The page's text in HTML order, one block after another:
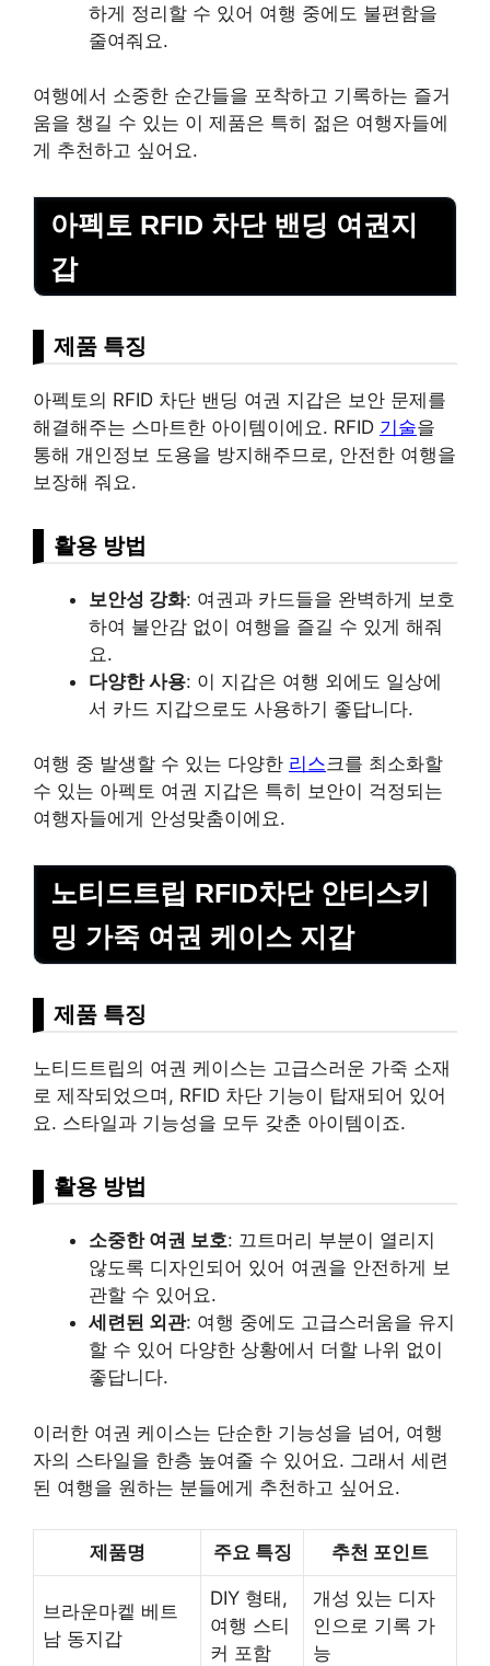
하게 정리할 수 있어 여행 중에도 불편함을
줄여줘요.
여행에서 소중한 순간들을 포착하고 기록하는 즐거
움을 챙길 수 있는 이 제품은 특히 젊은 여행자들에
게 추천하고 싶어요.
아펙토 RFID 차단 밴딩 여권지
갑
제품 특징
아펙토의 RFID 차단 밴딩 여권 지갑은 보안 문제를
해결해주는 스마트한 아이템이에요. RFID 기술을
통해 개인정보 도용을 방지해주므로, 안전한 여행을
보장해 줘요.
활용 방법
보안성 강화: 여권과 카드들을 완벽하게 보호
하여 불안감 없이 여행을 즐길 수 있게 해줘
요.
다양한 사용: 이 지갑은 여행 외에도 일상에
서 카드 지갑으로도 사용하기 좋답니다.
여행 중 발생할 수 있는 다양한 리스크를 최소화할
수 있는 아펙토 여권 지갑은 특히 보안이 걱정되는
여행자들에게 안성맞춤이에요.
노티드트립 RFID차단 안티스키
밍 가죽 여권 케이스 지갑
제품 특징
노티드트립의 여권 케이스는 고급스러운 가죽 소재
로 제작되었으며, RFID 차단 기능이 탑재되어 있어
요. 스타일과 기능성을 모두 갖춘 아이템이죠.
활용 방법
소중한 여권 보호: 끄트머리 부분이 열리지
않도록 디자인되어 있어 여권을 안전하게 보
관할 수 있어요.
세련된 외관: 여행 중에도 고급스러움을 유지
할 수 있어 다양한 상황에서 더할 나위 없이
좋답니다.
이러한 여권 케이스는 단순한 기능성을 넘어, 여행
자의 스타일을 한층 높여줄 수 있어요. 그래서 세련
된 여행을 원하는 분들에게 추천하고 싶어요.
제품명 주요 특징 추천 포인트
브라운마켙 베트
남 동지갑
DIY 형태,
여행 스티
커 포함
개성 있는 디자
인으로 기록 가
능